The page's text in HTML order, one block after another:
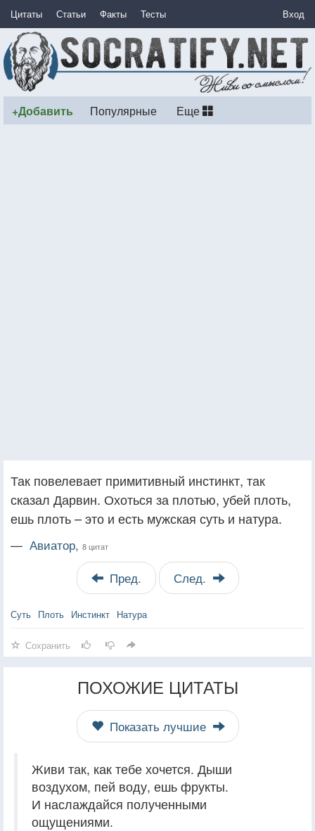
Цитаты Статьи Факты Тесты Вход
+Добавить Популярные Еще
Так повелевает примитивный инстинкт, так
сказал Дарвин. Охоться за плотью, убей плоть,
ешь плоть – это и есть мужская суть и натура.
— Авиатор, 8 цитат
Пред. След.
Суть Плоть Инстинкт Натура
Сохранить
ПОХОЖИЕ ЦИТАТЫ
Показать лучшие
Живи так, как тебе хочется. Дыши
воздухом, пей воду, ешь фрукты.
И наслаждайся полученными
ощущениями.